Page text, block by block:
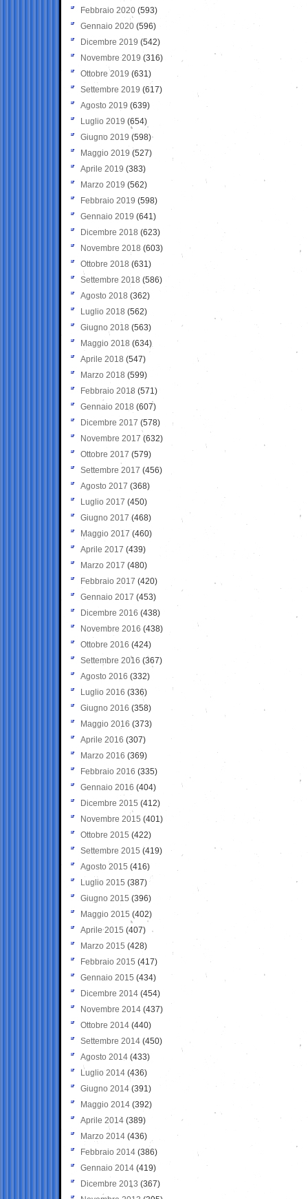
Febbraio 2020 (593)
Gennaio 2020 (596)
Dicembre 2019 (542)
Novembre 2019 (316)
Ottobre 2019 (631)
Settembre 2019 (617)
Agosto 2019 (639)
Luglio 2019 (654)
Giugno 2019 (598)
Maggio 2019 (527)
Aprile 2019 (383)
Marzo 2019 (562)
Febbraio 2019 (598)
Gennaio 2019 (641)
Dicembre 2018 (623)
Novembre 2018 (603)
Ottobre 2018 (631)
Settembre 2018 (586)
Agosto 2018 (362)
Luglio 2018 (562)
Giugno 2018 (563)
Maggio 2018 (634)
Aprile 2018 (547)
Marzo 2018 (599)
Febbraio 2018 (571)
Gennaio 2018 (607)
Dicembre 2017 (578)
Novembre 2017 (632)
Ottobre 2017 (579)
Settembre 2017 (456)
Agosto 2017 (368)
Luglio 2017 (450)
Giugno 2017 (468)
Maggio 2017 (460)
Aprile 2017 (439)
Marzo 2017 (480)
Febbraio 2017 (420)
Gennaio 2017 (453)
Dicembre 2016 (438)
Novembre 2016 (438)
Ottobre 2016 (424)
Settembre 2016 (367)
Agosto 2016 (332)
Luglio 2016 (336)
Giugno 2016 (358)
Maggio 2016 (373)
Aprile 2016 (307)
Marzo 2016 (369)
Febbraio 2016 (335)
Gennaio 2016 (404)
Dicembre 2015 (412)
Novembre 2015 (401)
Ottobre 2015 (422)
Settembre 2015 (419)
Agosto 2015 (416)
Luglio 2015 (387)
Giugno 2015 (396)
Maggio 2015 (402)
Aprile 2015 (407)
Marzo 2015 (428)
Febbraio 2015 (417)
Gennaio 2015 (434)
Dicembre 2014 (454)
Novembre 2014 (437)
Ottobre 2014 (440)
Settembre 2014 (450)
Agosto 2014 (433)
Luglio 2014 (436)
Giugno 2014 (391)
Maggio 2014 (392)
Aprile 2014 (389)
Marzo 2014 (436)
Febbraio 2014 (386)
Gennaio 2014 (419)
Dicembre 2013 (367)